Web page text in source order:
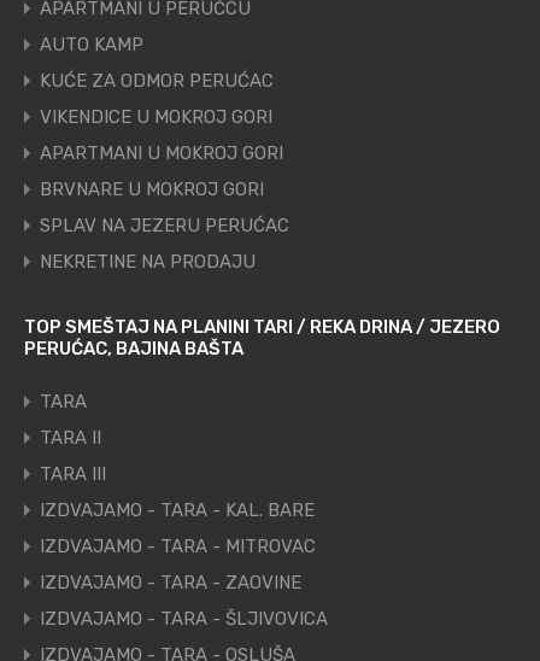
APARTMANI U PERUĆCU
AUTO KAMP
KUĆE ZA ODMOR PERUĆAC
VIKENDICE U MOKROJ GORI
APARTMANI U MOKROJ GORI
BRVNARE U MOKROJ GORI
SPLAV NA JEZERU PERUĆAC
NEKRETINE NA PRODAJU
TOP SMEŠTAJ NA PLANINI TARI / REKA DRINA / JEZERO
PERUĆAC, BAJINA BAŠTA
TARA
TARA II
TARA III
IZDVAJAMO - TARA - KAL. BARE
IZDVAJAMO - TARA - MITROVAC
IZDVAJAMO - TARA - ZAOVINE
IZDVAJAMO - TARA - ŠLJIVOVICA
IZDVAJAMO - TARA - OSLUŠA